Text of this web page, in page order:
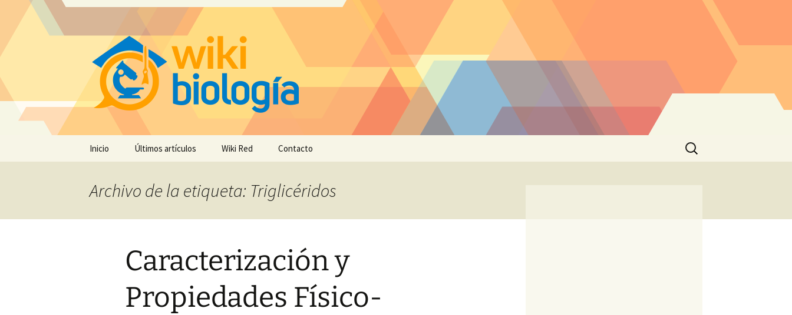
Inicio Últimos artículos Wiki Red Contacto
Buscar:
Archivo de la etiqueta: Triglicéridos
Caracterización y
Propiedades Físico-